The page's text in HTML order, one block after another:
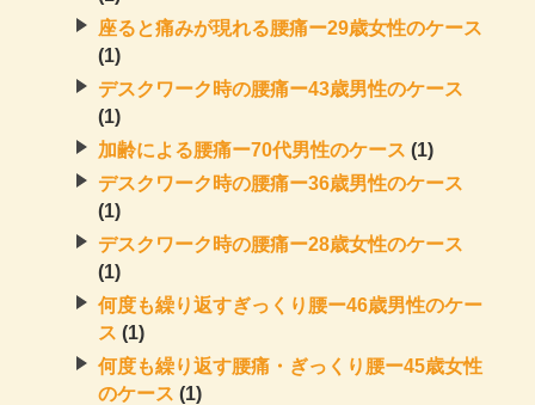
座ると痛みが現れる腰痛ー29歳女性のケース
(1)
デスクワーク時の腰痛ー43歳男性のケース
(1)
加齢による腰痛ー70代男性のケース (1)
デスクワーク時の腰痛ー36歳男性のケース
(1)
デスクワーク時の腰痛ー28歳女性のケース
(1)
何度も繰り返すぎっくり腰ー46歳男性のケー
ス (1)
何度も繰り返す腰痛・ぎっくり腰ー45歳女性
のケース (1)